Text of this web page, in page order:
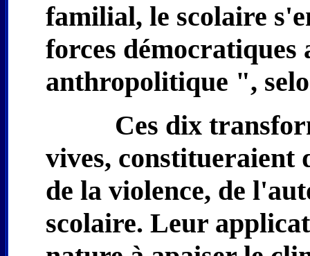
familial, le scolaire
forces
anthropolitique ",
Ces dix
vives, constitueraient
de la violence, de
scolaire. Leur